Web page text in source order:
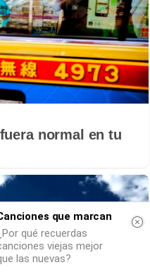
normal en tu
que marcan
qué recuerdas
viejas mejor
las nuevas?